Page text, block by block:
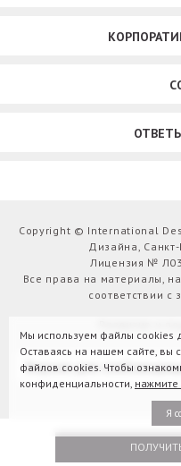
Copyright © International
Дизайна,
Лицензия №
Все права на материалы,
соответствии с
Версия для
Мы используем файлы cookies
Оставаясь на нашем сайте, вы
файлов cookies. Чтобы
конфиденциальности, нажмите
Я